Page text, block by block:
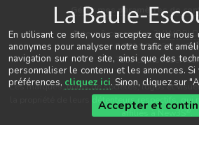
Gérer mes paramètres de
Auteur & conception 3V.WORLD
© 2021-2026 New3S
Tous droits réservés.
Les marques, noms de sociétés, logos et
la propriété de leurs détenteurs respectifs, qui
affiliés à New3S ®.
En utilisant ce site, vous acceptez que
anonymes pour analyser notre trafic et
navigation sur notre site, ainsi que des
personnaliser le contenu et les annonces.
préférences, cliquez ici. Sinon, cliquez sur
Accepter et